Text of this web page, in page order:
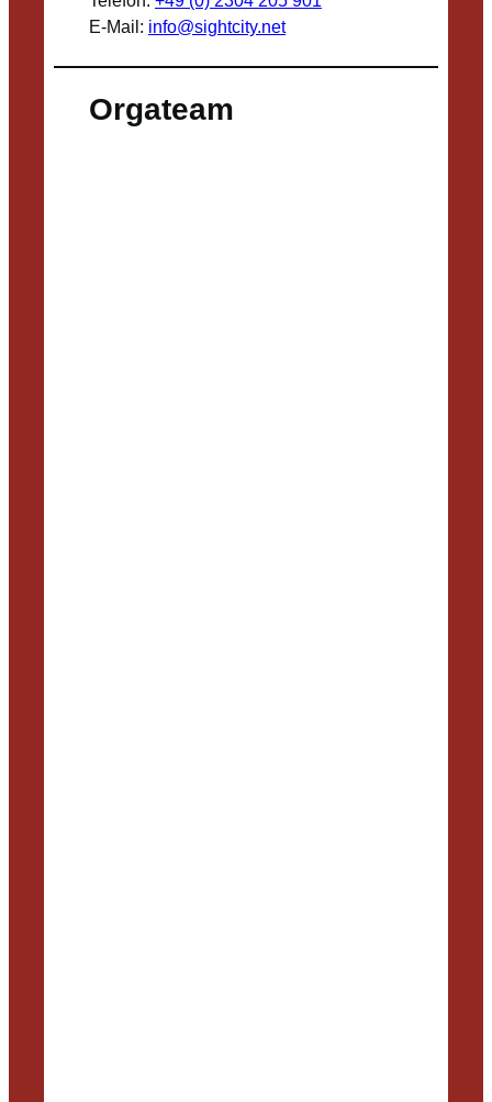
E-Mail: info@sightcity.net
Orgateam